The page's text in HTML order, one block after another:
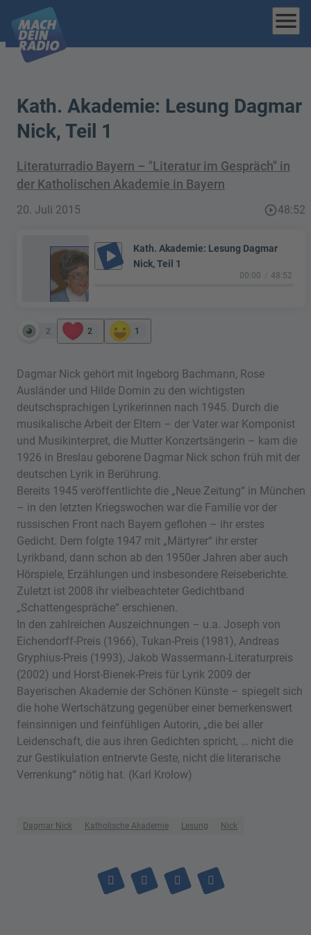
menu
Kath. Akademie: Lesung Dagmar
Nick, Teil 1
Literaturradio Bayern – "Literatur im Gespräch" in
der Katholischen Akademie in Bayern
20. Juli 2015 play_circle_outline48:52
play_arrow
Kath. Akademie: Lesung Dagmar
Nick, Teil 1
00:00 48:52
2 2 1
Dagmar Nick gehört mit Ingeborg Bachmann, Rose
Ausländer und Hilde Domin zu den wichtigsten
deutschsprachigen Lyrikerinnen nach 1945. Durch die
musikalische Arbeit der Eltern – der Vater war Komponist
und Musikinterpret, die Mutter Konzertsängerin – kam die
1926 in Breslau geborene Dagmar Nick schon früh mit der
deutschen Lyrik in Berührung.
Bereits 1945 veröffentlichte die „Neue Zeitung“ in München
– in den letzten Kriegswochen war die Familie vor der
russischen Front nach Bayern geflohen – ihr erstes
Gedicht. Dem folgte 1947 mit „Märtyrer“ ihr erster
Lyrikband, dann schon ab den 1950er Jahren aber auch
Hörspiele, Erzählungen und insbesondere Reiseberichte.
Zuletzt ist 2008 ihr vielbeachteter Gedichtband
„Schattengespräche“ erschienen.
In den zahlreichen Auszeichnungen – u.a. Joseph von
Eichendorff-Preis (1966), Tukan-Preis (1981), Andreas
Gryphius-Preis (1993), Jakob Wassermann-Literaturpreis
(2002) und Horst-Bienek-Preis für Lyrik 2009 der
Bayerischen Akademie der Schönen Künste – spiegelt sich
die hohe Wertschätzung gegenüber einer bemerkenswert
feinsinnigen und feinfühligen Autorin, „die bei aller
Leidenschaft, die aus ihren Gedichten spricht, … nicht die
zur Gestikulation entnervte Geste, nicht die literarische
Verrenkung“ nötig hat. (Karl Krolow)
Dagmar Nick Katholische Akademie Lesung Nick